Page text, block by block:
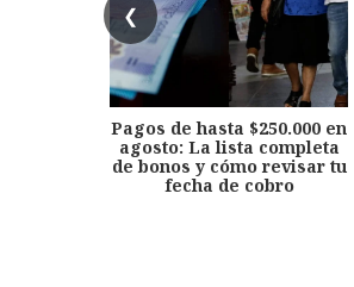
❮
Pagos de hasta $250.000 en
agosto: La lista completa
de bonos y cómo revisar tu
fecha de cobro